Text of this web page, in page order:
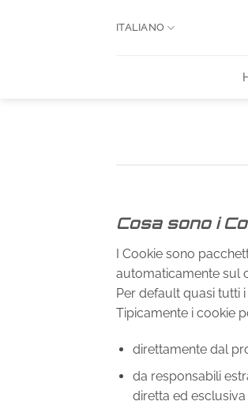
ITALIANO
Cosa sono i
I Cookie sono
automaticamente sul
Per default quasi tutti
Tipicamente i cookie
direttamente dal
da responsabili
diretta ed